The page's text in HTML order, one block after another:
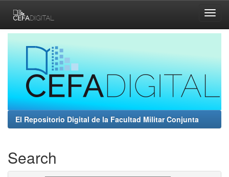
navigation
El Repositorio Digital de la Facultad Militar Conjunta
Search